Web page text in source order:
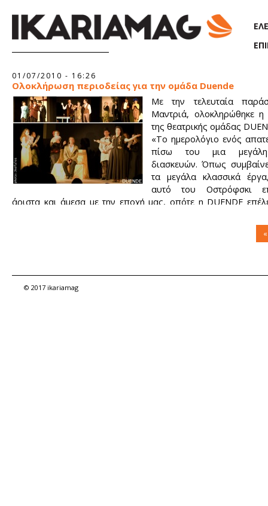
01/07/2010 - 16:26
Ολοκλήρωση περιοδείας για την ομάδα Duende
Με την τελευταία
Μαντριά, ολοκληρώθηκε η
της θεατρικής ομάδας
«Το ημερολόγιο ενός
πίσω του μια μεγάλη
διασκευών. Όπως
τα μεγάλα κλασσικά
αυτό του Οστρόφσκι
άριστα και άμεσα με την εποχή μας, οπότε η DUENDE
Στις μέρες μας οι ιστορίες της διαφθοράς
μέγεθος και με τόση συχνότητα που παύουν να μας
επιλογή λοιπόν του έργου ήτα σοφή.
© 2017 ikariamag